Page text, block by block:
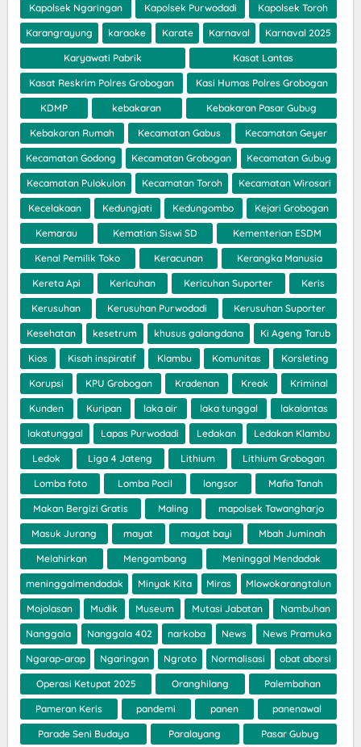
Kapolsek Ngaringan Kapolsek Purwodadi Kapolsek Toroh
Karangrayung karaoke Karate Karnaval Karnaval 2025
Karyawati Pabrik Kasat Lantas
Kasat Reskrim Polres Grobogan Kasi Humas Polres Grobogan
KDMP kebakaran Kebakaran Pasar Gubug
Kebakaran Rumah Kecamatan Gabus Kecamatan Geyer
Kecamatan Godong Kecamatan Grobogan Kecamatan Gubug
Kecamatan Pulokulon Kecamatan Toroh Kecamatan Wirosari
Kecelakaan Kedungjati Kedungombo Kejari Grobogan
Kemarau Kematian Siswi SD Kementerian ESDM
Kenal Pemilik Toko Keracunan Kerangka Manusia
Kereta Api Kericuhan Kericuhan Suporter Keris
Kerusuhan Kerusuhan Purwodadi Kerusuhan Suporter
Kesehatan kesetrum khusus galangdana Ki Ageng Tarub
Kios Kisah inspiratif Klambu Komunitas Korsleting
Korupsi KPU Grobogan Kradenan Kreak Kriminal
Kunden Kuripan laka air laka tunggal lakalantas
lakatunggal Lapas Purwodadi Ledakan Ledakan Klambu
Ledok Liga 4 Jateng Lithium Lithium Grobogan
Lomba foto Lomba Pocil longsor Mafia Tanah
Makan Bergizi Gratis Maling mapolsek Tawangharjo
Masuk Jurang mayat mayat bayi Mbah Juminah
Melahirkan Mengambang Meninggal Mendadak
meninggalmendadak Minyak Kita Miras Mlowokarangtalun
Mojolasan Mudik Museum Mutasi Jabatan Nambuhan
Nanggala Nanggala 402 narkoba News News Pramuka
Ngarap-arap Ngaringan Ngroto Normalisasi obat aborsi
Operasi Ketupat 2025 Oranghilang Palembahan
Pameran Keris pandemi panen panenawal
Parade Seni Budaya Paralayang Pasar Gubug